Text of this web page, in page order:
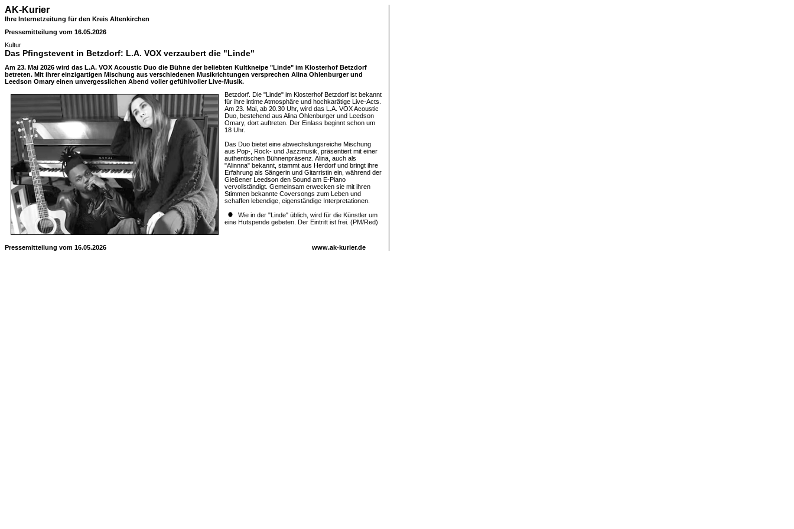
AK-Kurier
Ihre Internetzeitung für den Kreis Altenkirchen
Pressemitteilung vom 16.05.2026
Kultur
Das Pfingstevent in Betzdorf: L.A. VOX verzaubert die "Linde"
Am 23. Mai 2026 wird das L.A. VOX Acoustic Duo die Bühne der beliebten Kultkneipe "Linde" im Klosterhof Betzdorf
betreten. Mit ihrer einzigartigen Mischung aus verschiedenen Musikrichtungen versprechen Alina Ohlenburger und
Leedson Omary einen unvergesslichen Abend voller gefühlvoller Live-Musik.
Betzdorf. Die "Linde" im Klosterhof Betzdorf ist bekannt
für ihre intime Atmosphäre und hochkarätige Live-Acts.
Am 23. Mai, ab 20.30 Uhr, wird das L.A. VOX Acoustic
Duo, bestehend aus Alina Ohlenburger und Leedson
Omary, dort auftreten. Der Einlass beginnt schon um
18 Uhr.
Das Duo bietet eine abwechslungsreiche Mischung
aus Pop-, Rock- und Jazzmusik, präsentiert mit einer
authentischen Bühnenpräsenz. Alina, auch als
"Alinnna" bekannt, stammt aus Herdorf und bringt ihre
Erfahrung als Sängerin und Gitarristin ein, während der
Gießener Leedson den Sound am E-Piano
vervollständigt. Gemeinsam erwecken sie mit ihren
Stimmen bekannte Coversongs zum Leben und
schaffen lebendige, eigenständige Interpretationen.
Wie in der "Linde" üblich, wird für die Künstler um
eine Hutspende gebeten. Der Eintritt ist frei. (PM/Red)
Pressemitteilung vom 16.05.2026 www.ak-kurier.de